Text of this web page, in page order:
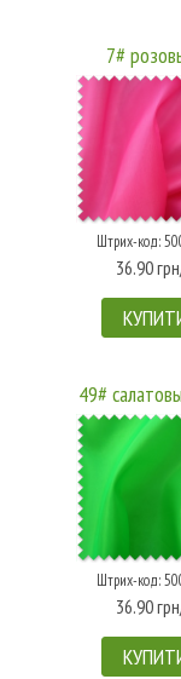
7#
Штрих-код:
36.90
49#
Штрих-код:
36.90